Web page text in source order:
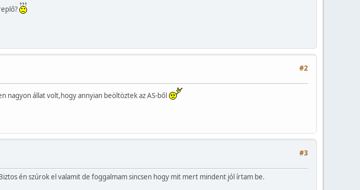
#2
nagyon állat volt,hogy annyian beöltöztek az AS-ből
#3
én szúrok el valamit de foggalmam sincsen hogy mit mert mindent jól írtam be.